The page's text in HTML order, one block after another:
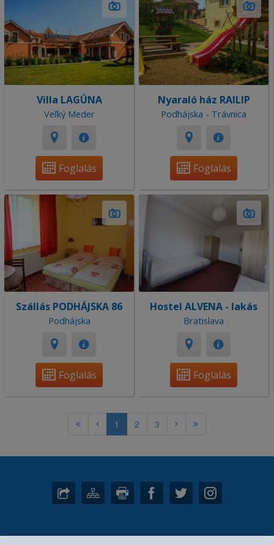
Villa LAGÚNA
Veľký Meder
Foglalás
Nyaraló ház RAILIP
Podhájska - Trávnica
Foglalás
Szállás PODHÁJSKA 86
Podhájska
Foglalás
Hostel ALVENA - lakás
Bratislava
Foglalás
1 2 3